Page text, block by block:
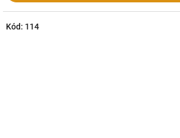
Kód: 114